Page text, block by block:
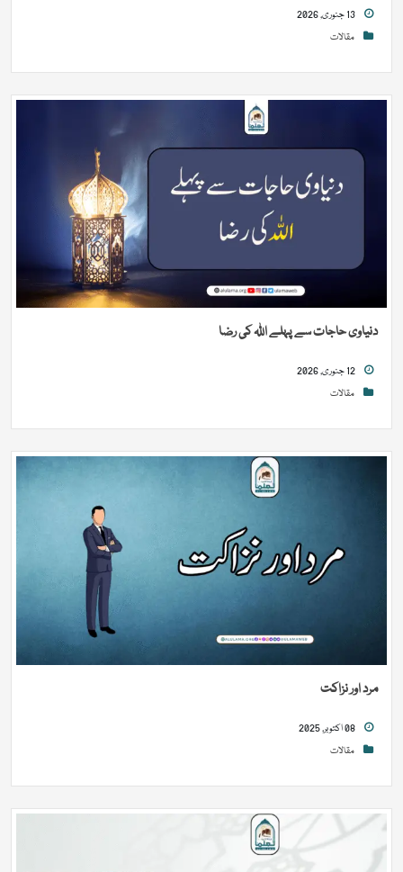
مقالات
دنیاوی حاجات سے پہلے اللہ کی رضا
مقالات
مرد اور نزاکت
مقالات